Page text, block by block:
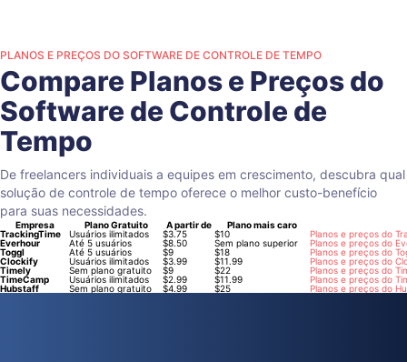
PLANOS E PREÇOS DO SOFTWARE DE CONTROLE DE TEMPO
Compare Planos e Preços do
Software de Controle de
Tempo
De freelancers individuais a equipes em crescimento, descubra qual
solução de controle de tempo oferece o melhor custo-benefício
para suas necessidades.
Empresa Plano Gratuito A partir de
Plano mais caro
TrackingTime
Usuários ilimitados $3.75 $10
Planos e preços do
Everhour
Até 5 usuários $8.50 Sem plano superior
Planos e preços do
Toggl
Até 5 usuários $9 $18
Planos e preços do
Clockify
Usuários ilimitados $3.99 $11.99
Planos e preços do
Timely
Sem plano gratuito $9 $22
Planos e preços do
TimeCamp
Usuários ilimitados $2.99 $11.99
Planos e preços do
Hubstaff
Sem plano gratuito $4.99 $25 Planos e preços do